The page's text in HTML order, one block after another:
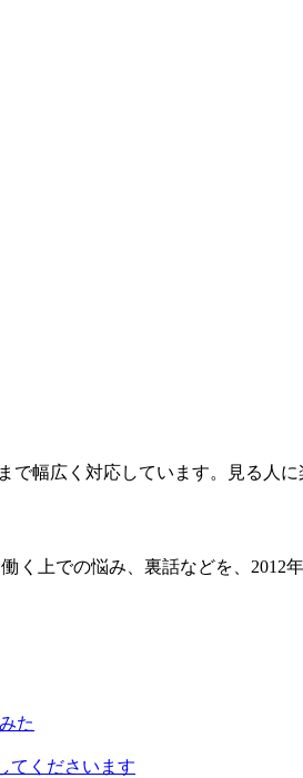
で幅広く対応しています。見る人
く上での悩み、裏話などを、
た
てくださいます